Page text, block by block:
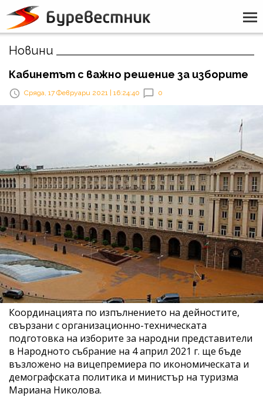
Новини
Кабинетът с важно решение за изборите
Сряда, 17 Февруари 2021 | 16:24:40 0
Координацията по изпълнението на дейностите,
свързани с организационно-техническата
подготовка на изборите за народни представители
в Народното събрание на 4 април 2021 г. ще бъде
възложено на вицепремиера по икономическата и
демографската политика и министър на туризма
Мариана Николова.